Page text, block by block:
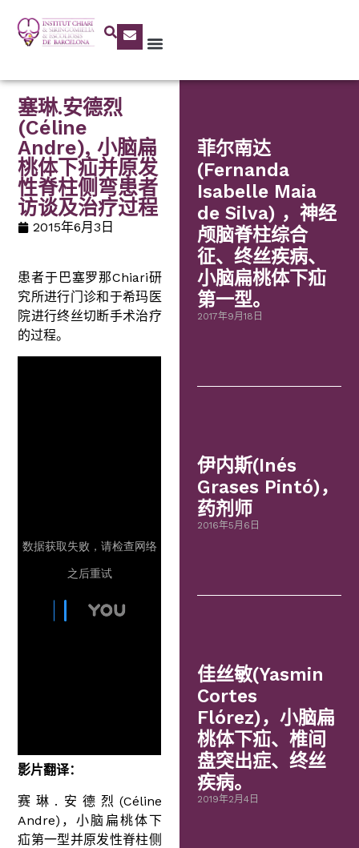
塞琳.安德烈
(Céline
Andre), 小脑扁
桃体下疝并原发
性脊柱侧弯患者
访谈及治疗过程
2015年6月3日
患者于巴塞罗那Chiari研
究所进行门诊和于希玛医
院进行终丝切断手术治疗
的过程。
影片翻译：
赛琳.安德烈(Céline
Andre)，小脑扁桃体下
疝第一型并原发性脊柱侧
菲尔南达
(Fernanda
Isabelle Maia
de Silva) ，神经
颅脑脊柱综合
征、终丝疾病、
小脑扁桃体下疝
第一型。
2017年9月18日
伊内斯(Inés
Grases Pintó)，
药剂师
2016年5月6日
佳丝敏(Yasmin
Cortes
Flórez)，小脑扁
桃体下疝、椎间
盘突出症、终丝
疾病。
2019年2月4日